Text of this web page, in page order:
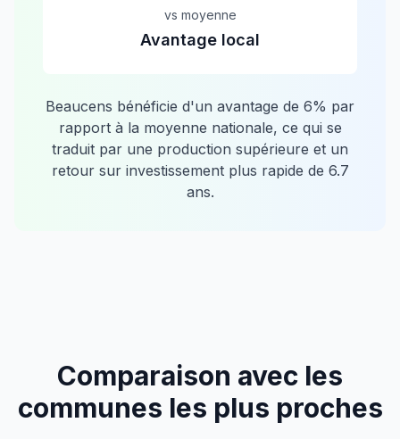
vs moyenne
Avantage local
Beaucens bénéficie d'un avantage de 6% par
rapport à la moyenne nationale, ce qui se
traduit par une production supérieure et un
retour sur investissement plus rapide de 6.7
ans.
Comparaison avec les
communes les plus proches